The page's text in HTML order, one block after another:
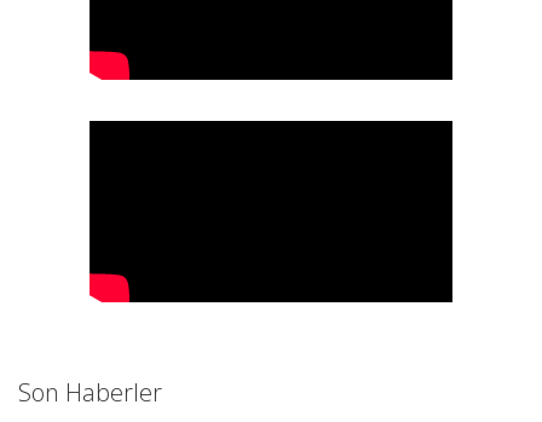
Son Haberler